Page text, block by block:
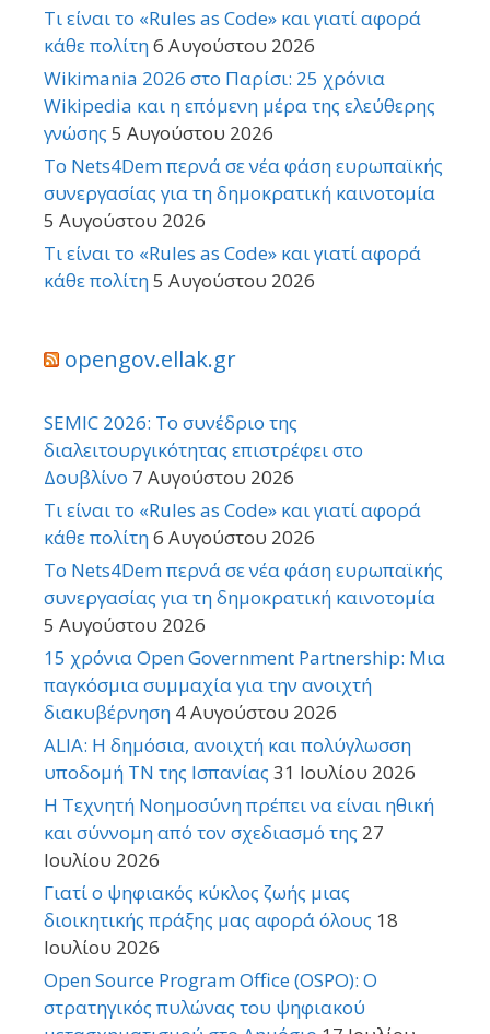
Τι είναι το «Rules as Code» και γιατί αφορά
κάθε πολίτη6 Αυγούστου 2026
Wikimania 2026 στο Παρίσι: 25 χρόνια
Wikipedia και η επόμενη μέρα της ελεύθερης
γνώσης 5 Αυγούστου 2026
Το Nets4Dem περνά σε νέα φάση ευρωπαϊκής
συνεργασίας για τη δημοκρατική καινοτομία
5 Αυγούστου 2026
Τι είναι το «Rules as Code» και γιατί αφορά
κάθε πολίτη5 Αυγούστου 2026
opengov.ellak.gr
SEMIC 2026: Το συνέδριο της
διαλειτουργικότητας επιστρέφει στο
Δουβλίνο 7 Αυγούστου 2026
Τι είναι το «Rules as Code» και γιατί αφορά
κάθε πολίτη6 Αυγούστου 2026
Το Nets4Dem περνά σε νέα φάση ευρωπαϊκής
συνεργασίας για τη δημοκρατική καινοτομία
5 Αυγούστου 2026
15 χρόνια Open Government Partnership: Μια
παγκόσμια συμμαχία για την ανοιχτή
διακυβέρνηση 4 Αυγούστου 2026
ALIA: Η δημόσια, ανοιχτή και πολύγλωσση
υποδομή ΤΝ της Ισπανίας 31 Ιουλίου 2026
Η Τεχνητή Νοημοσύνη πρέπει να είναι ηθική
και σύννομη από τον σχεδιασμό της 27
Ιουλίου 2026
Γιατί ο ψηφιακός κύκλος ζωής μιας
διοικητικής πράξης μας αφορά όλους 18
Ιουλίου 2026
Open Source Program Office (OSPO): Ο
στρατηγικός πυλώνας του ψηφιακού